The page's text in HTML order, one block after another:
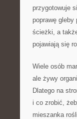
przygotowuje
poprawę
ścieżki, a
pojawiają się
Wiele osób
ale żywy
Dlatego na
i co zrobić,
mieszanka